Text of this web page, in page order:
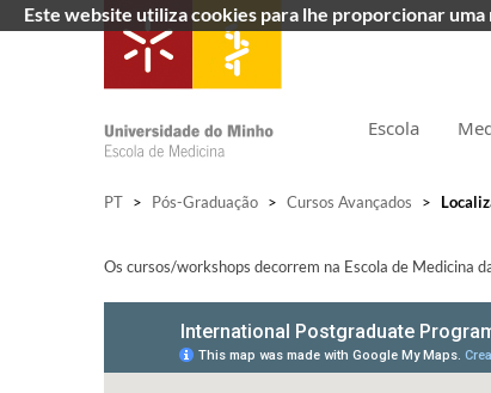
Escola
PT > Pós-Graduação > Cursos Avançados >
Os cursos/workshops decorrem na Escola de Medicina
Este website utiliza cookies para lhe proporcionar